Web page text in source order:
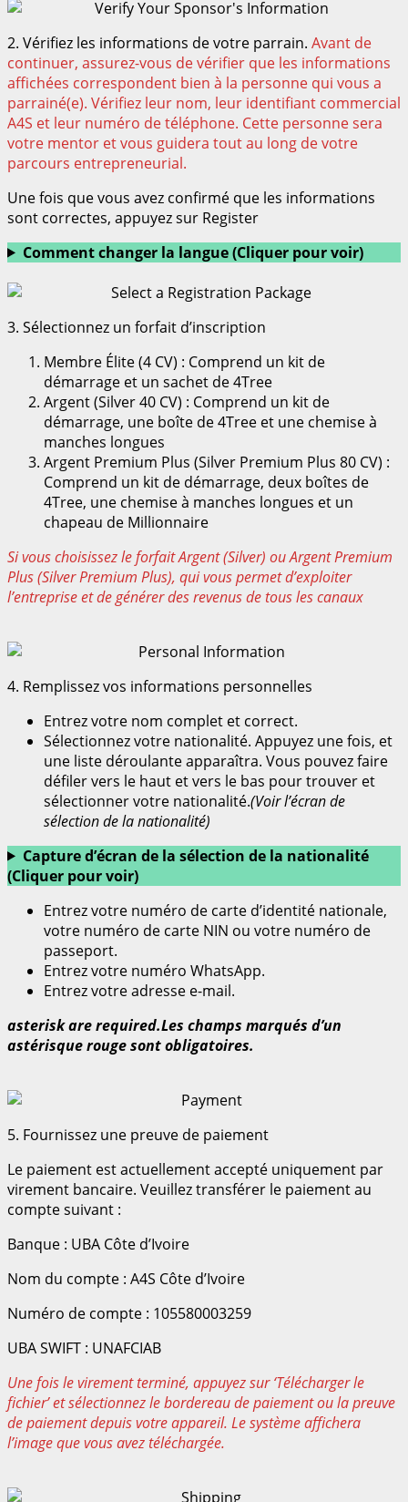
2. Vérifiez les informations de votre parrain. Avant de
continuer, assurez-vous de vérifier que les informations
affichées correspondent bien à la personne qui vous a
parrainé(e). Vérifiez leur nom, leur identifiant commercial
A4S et leur numéro de téléphone. Cette personne sera
votre mentor et vous guidera tout au long de votre
parcours entrepreneurial.
Une fois que vous avez confirmé que les informations
sont correctes, appuyez sur Register
Comment changer la langue (Cliquer pour voir)
3. Sélectionnez un forfait d’inscription
Membre Élite (4 CV) : Comprend un kit de
démarrage et un sachet de 4Tree
Argent (Silver 40 CV) : Comprend un kit de
démarrage, une boîte de 4Tree et une chemise à
manches longues
Argent Premium Plus (Silver Premium Plus 80 CV) :
Comprend un kit de démarrage, deux boîtes de
4Tree, une chemise à manches longues et un
chapeau de Millionnaire
Si vous choisissez le forfait Argent (Silver) ou Argent Premium
Plus (Silver Premium Plus), qui vous permet d’exploiter
l’entreprise et de générer des revenus de tous les canaux
4. Remplissez vos informations personnelles
Entrez votre nom complet et correct.
Sélectionnez votre nationalité. Appuyez une fois, et
une liste déroulante apparaîtra. Vous pouvez faire
défiler vers le haut et vers le bas pour trouver et
sélectionner votre nationalité.(Voir l’écran de
sélection de la nationalité)
Capture d’écran de la sélection de la nationalité
(Cliquer pour voir)
Entrez votre numéro de carte d’identité nationale,
votre numéro de carte NIN ou votre numéro de
passeport.
Entrez votre numéro WhatsApp.
Entrez votre adresse e-mail.
asterisk are required.Les champs marqués d’un
astérisque rouge sont obligatoires.
5. Fournissez une preuve de paiement
Le paiement est actuellement accepté uniquement par
virement bancaire. Veuillez transférer le paiement au
compte suivant :
Banque : UBA Côte d’Ivoire
Nom du compte : A4S Côte d’Ivoire
Numéro de compte : 105580003259
UBA SWIFT : UNAFCIAB
Une fois le virement terminé, appuyez sur ‘Télécharger le
fichier’ et sélectionnez le bordereau de paiement ou la preuve
de paiement depuis votre appareil. Le système affichera
l’image que vous avez téléchargée.